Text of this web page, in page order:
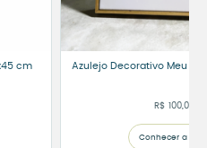
cm
era: R$ 260,00.
atual é: R$ 195,00.
Azulejo Decorativo Meu
R$ 100,00
Conhecer a